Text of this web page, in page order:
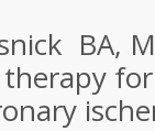
BA,